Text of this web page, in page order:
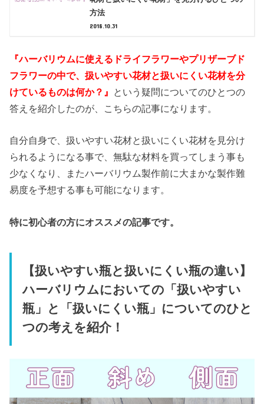
方法
2018.10.31
『ハーバリウムに使えるドライフラワーやプリザーブド
フラワーの中で、扱いやすい花材と扱いにくい花材を分
けているものは何か？』 という疑問についてのひとつの
答えを紹介したのが、こちらの記事になります。
自分自身で、扱いやすい花材と扱いにくい花材を見分け
られるようになる事で、無駄な材料を買ってしまう事も
少なくなり、またハーバリウム製作前に大まかな製作難
易度を予想する事も可能になります。
特に初心者の方にオススメの記事です。
【扱いやすい瓶と扱いにくい瓶の違い】
ハーバリウムにおいての「扱いやすい
瓶」と「扱いにくい瓶」についてのひと
つの考えを紹介！